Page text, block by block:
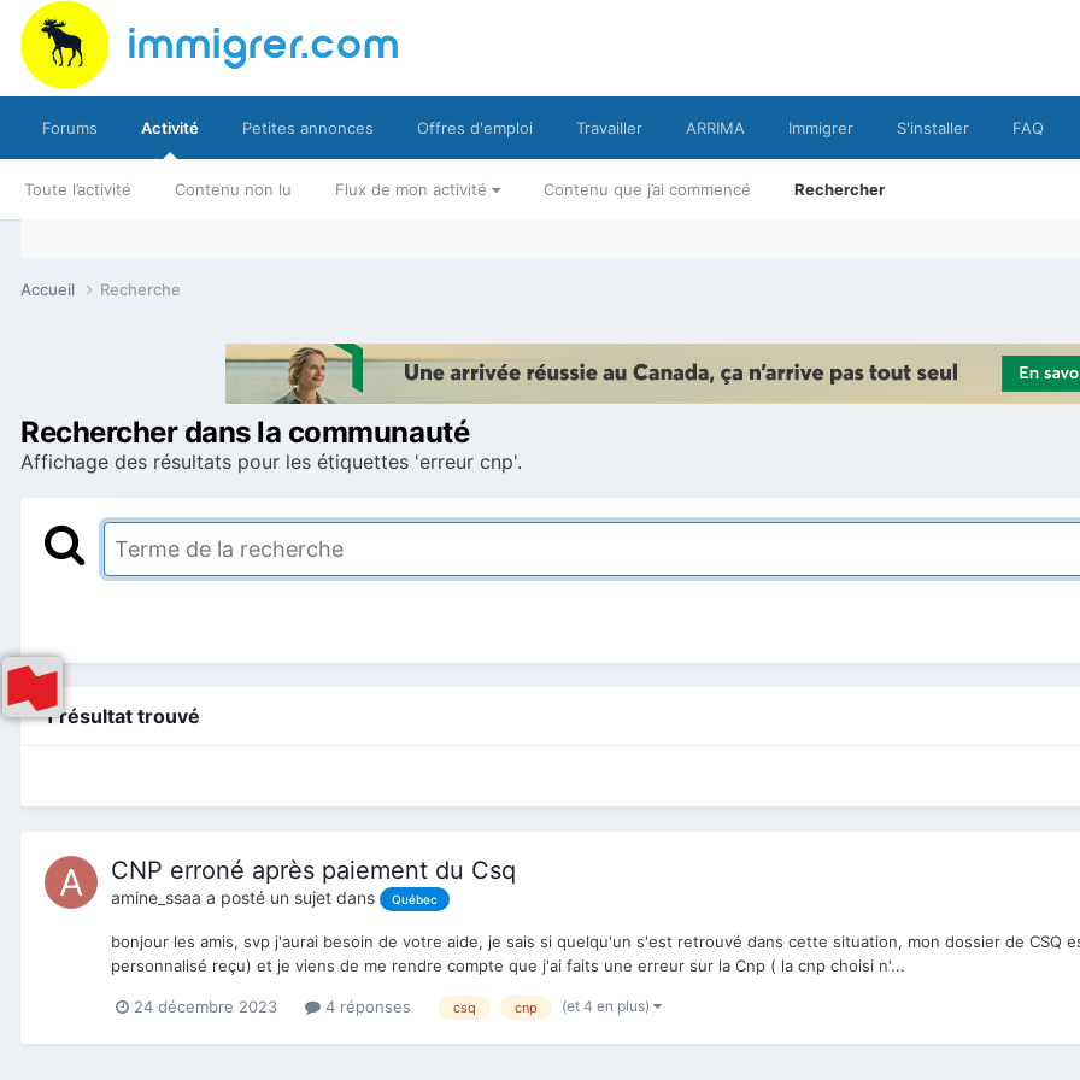
Forums Activité
Toute l’activité Contenu non lu Flux de mon activité Contenu que j’ai commencé Rechercher
Petites annonces Offres d'emploi Travailler ARRIMA Immigrer S'installer FAQ
Accueil Recherche
Rechercher dans la communauté
Affichage des résultats pour les étiquettes 'erreur cnp'.
1 résultat trouvé
CNP erroné après paiement du Csq
amine_ssaa a posté un sujet dans Québec
bonjour les amis, svp j'aurai besoin de votre aide, je sais si quelqu'un s'est retrouvé dans cette situation, mon dossier de
personnalisé reçu) et je viens de me rendre compte que j'ai faits une erreur sur la Cnp ( la cnp choisi n'...
24 décembre 2023 4 réponses csq cnp (et 4 en plus)